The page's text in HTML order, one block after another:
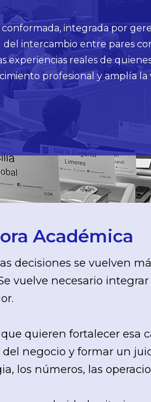
integrada por
del intercambio entre pares
reales de
profesional y amplía la
Académica
decisiones se vuelven
vuelve necesario
quieren fortalecer esa
negocio y formar un
los números, las